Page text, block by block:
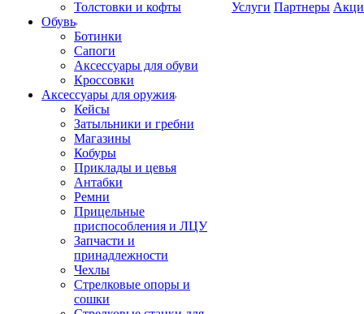
Толстовки и кофты
Обувь
Ботинки
Сапоги
Аксессуары для обуви
Кроссовки
Аксессуары для оружия
Кейсы
Затыльники и гребни
Магазины
Кобуры
Приклады и цевья
Антабки
Ремни
Прицельные
приспособления и ЛЦУ
Запчасти и
принадлежности
Чехлы
Стрелковые опоры и
сошки
Услуги Партнеры